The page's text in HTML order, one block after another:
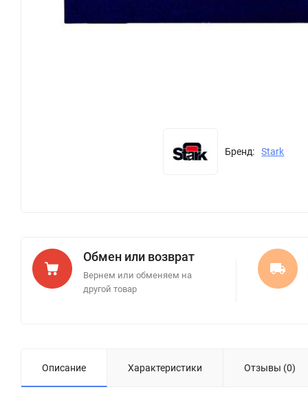
Бренд: Stark
Обмен или возврат
Вернем или обменяем на
другой товар
Описание Характеристики Отзывы (0)